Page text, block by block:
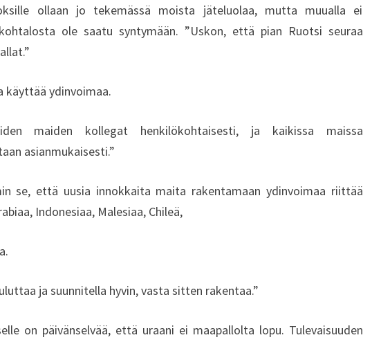
M
A
T
I
I
V
L
ollaan jo tekemässä moista jäteluolaa, mutta muualla ei
ole saatu syntymään. ”Uskon, että pian Ruotsi seuraa
käyttää ydinvoimaa.
maiden kollegat henkilökohtaisesti, ja kaikissa maissa
asianmukaisesti.”
se, että uusia innokkaita maita rakentamaan ydinvoimaa riittää
Indonesiaa, Malesiaa, Chileä,
ja suunnitella hyvin, vasta sitten rakentaa.”
on päivänselvää, että uraani ei maapallolta lopu. Tulevaisuuden